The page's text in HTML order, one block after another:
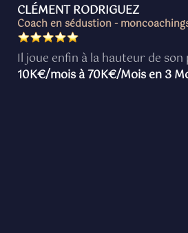
CLÉMENT RODRIGUEZ
Coach en sédustion -
Il joue enfin à la hauteur de
10K€/mois à 70K€/Mois en 3